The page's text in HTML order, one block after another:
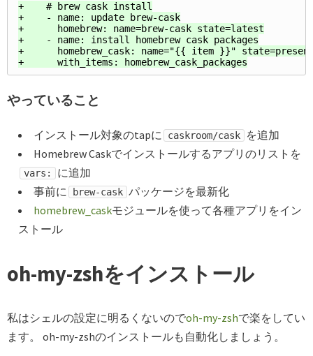
+    # brew cask install
+    - name: update brew-cask
+      homebrew: name=brew-cask state=latest
+    - name: install homebrew cask packages
+      homebrew_cask: name="{{ item }}"
やっていること
インストール対象のtapに caskroom/cask
を追加
Homebrew Caskでインストールするアプリのリストを
vars:
に追加
事前に
brew-cask パッケージを最新化
homebrew_caskモジュールを使って各種アプリをイン
ストール
oh-my-zshをインストール
私はシェルの設定に明るくないのでoh-my-zshで楽をしてい
ます。 oh-my-zshのインストールも自動化しましょう。